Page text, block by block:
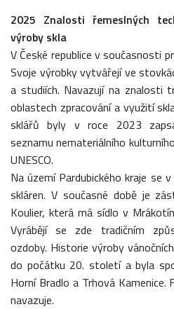
2025 Znalosti řemeslných
výroby skla
V České republice v současnosti
Svoje výrobky vytvářejí ve
a studiích. Navazují na znalosti
oblastech zpracování a využití
sklářů byly v roce 2023
seznamu nemateriálního
UNESCO.
Na území Pardubického kraje se
skláren. V současné době je
Koulier, která má sídlo v
Vyrábějí se zde tradičním
ozdoby. Historie výroby
do počátku 20. století a byla
Horní Bradlo a Trhová
navazuje.